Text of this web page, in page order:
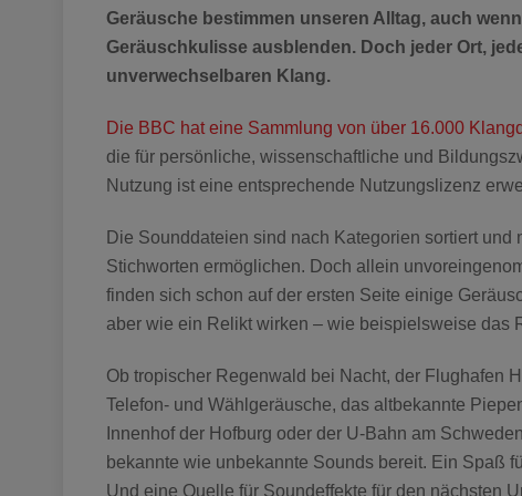
Geräusche bestimmen unseren Alltag, auch
Geräuschkulisse ausblenden. Doch jeder Ort,
unverwechselbaren Klang.
Die BBC hat eine Sammlung von über 16.000
die für persönliche, wissenschaftliche und
Nutzung ist eine entsprechende Nutzungslizenz
Die Sounddateien sind nach Kategorien sortiert
Stichworten ermöglichen. Doch allein
finden sich schon auf der ersten Seite einige
aber wie ein Relikt wirken – wie beispielsweise das
Ob tropischer Regenwald bei Nacht, der Flughafen
Telefon- und Wählgeräusche, das altbekannte
Innenhof der Hofburg oder der U-Bahn am
bekannte wie unbekannte Sounds bereit. Ein Spaß
Und eine Quelle für Soundeffekte für den nächsten